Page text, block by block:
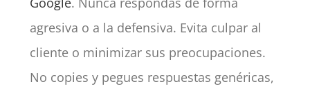
agresiva o a la defensiva. Evita culpar al
cliente o minimizar sus preocupaciones.
No copies y pegues respuestas genéricas,